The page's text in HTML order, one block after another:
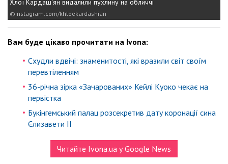
Хлої Кардаш'ян видалили пухлину на обличчі
instagram.com/khloekardashian
Вам буде цікаво прочитати на Ivona:
Схудли вдвічі: знаменитості, які вразили світ своїм
перевтіленням
36-річна зірка «Зачарованих» Кейлі Куоко чекає на
первістка
Букінгемський палац розсекретив дату коронації сина
Єлизавети II
Читайте Ivona.ua у Google News